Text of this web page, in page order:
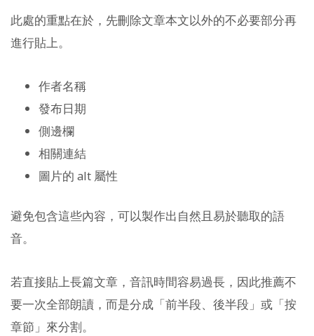
此處的重點在於，先刪除文章本文以外的不必要部分再
進行貼上。
作者名稱
發布日期
側邊欄
相關連結
圖片的 alt 屬性
避免包含這些內容，可以製作出自然且易於聽取的語
音。
若直接貼上長篇文章，音訊時間容易過長，因此推薦不
要一次全部朗讀，而是分成「前半段、後半段」或「按
章節」來分割。